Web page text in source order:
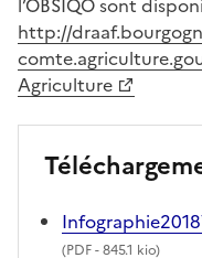
http://
Agriculture
(PDF- 845.1 kio)